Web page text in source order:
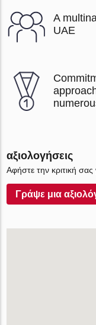
A
UAE
αξιολογήσεις
Αφήστε την κριτική σας
Γράψε μια